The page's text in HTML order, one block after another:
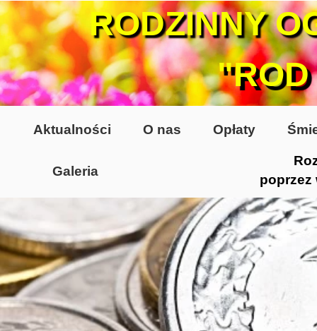
poprzez
Galeria
Lata 70-te, lata 80-te
Altany lata 70-te, 80-te
Dzień Działkowca 2005
Dzień Działkowca 2006
Aktualności O nas Opłaty
RODZINNY